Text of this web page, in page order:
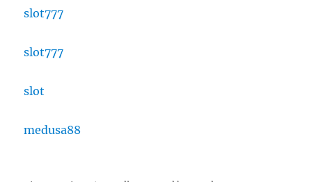
slot777
slot777
slot
medusa88